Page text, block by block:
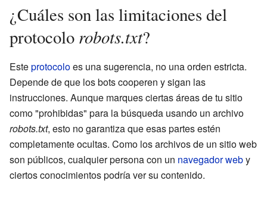
¿Cuáles son las limitaciones del
protocolo robots.txt?
Esteprotocoloes una sugerencia, no una orden estricta.
Depende de que los bots cooperen y sigan las
instrucciones. Aunque marques ciertas áreas de tu sitio
como "prohibidas" para la búsqueda usando un archivo
robots.txt, esto no garantiza que esas partes estén
completamente ocultas. Como los archivos de un sitio web
son públicos, cualquier persona con un navegador weby
ciertos conocimientos podría ver su contenido.